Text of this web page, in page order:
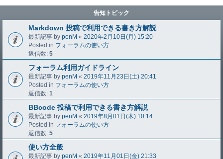
告知トピック
Markdown 投稿で利用できる書き方解説
最新記事 by penM « 2020年2月10日(月) 15:20
Posted in フォーラムの使い方
返信数: 5
フォーラム利用ガイドライン
最新記事 by penM « 2019年11月23日(土) 20:41
Posted in フォーラムの使い方
返信数: 1
BBcode 投稿で利用できる書き方解説
最新記事 by penM « 2019年8月01日(木) 10:14
Posted in フォーラムの使い方
返信数: 5
使い方全般
最新記事 by penM « 2019年11月01日(金) 21:33